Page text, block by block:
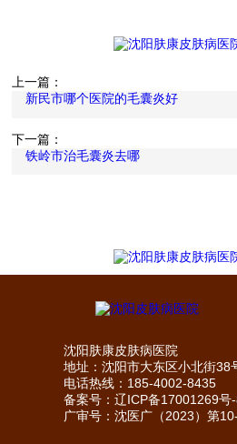
上一篇：
新民市哪个医院的毛囊炎好
下一篇：
铁岭市治毛囊炎去哪
沈阳肤康皮肤病医院
地址：沈阳市大东区小北街38
电话热线：185-4002-8435
备案号：辽ICP备17001269号
广审号：沈医广（2023）第